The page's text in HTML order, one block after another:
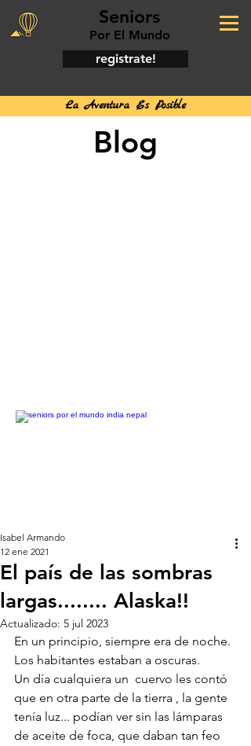
Seniors
Por El Mundo
registrate!
La Aventura Es Posible
Blog
El país de las sombras
largas........ Alaska!!
Isabel Armando
12 ene 2021
Actualizado: 5 jul 2023
En un principio, siempre era de noche.
Los habitantes estaban a oscuras.
Un día cualquiera un  cuervo les contó
que en otra parte de la tierra , la gente
tenía luz... podían ver sin las lámparas
de aceite de foca, que daban tan feo